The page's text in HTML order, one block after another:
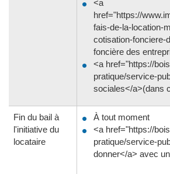
<a
href="https://
fais-de-la-location-
cotisation-fonciere-
foncière des
<a href="https://
pratique/service-
sociales</a>(dans
Fin du bail à
l'initiative du
locataire
À tout moment
<a href="https://
pratique/service-
donner</a> avec